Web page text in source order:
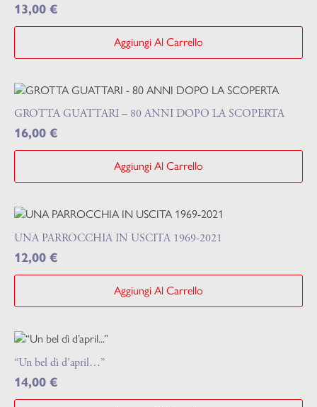
13,00 €
Aggiungi Al Carrello
GROTTA GUATTARI – 80 ANNI DOPO LA SCOPERTA
16,00 €
Aggiungi Al Carrello
UNA PARROCCHIA IN USCITA 1969-2021
12,00 €
Aggiungi Al Carrello
“Un bel dì d’april…”
14,00 €